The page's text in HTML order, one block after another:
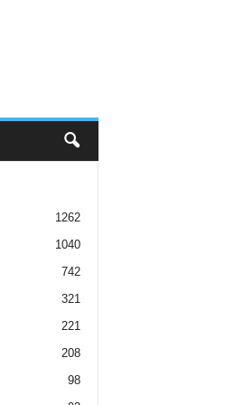
1262
1040
742
321
221
208
98